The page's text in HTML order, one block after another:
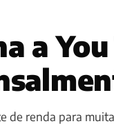
a
de renda para